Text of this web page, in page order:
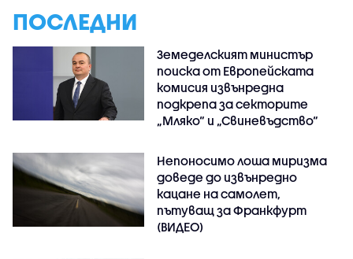
ПОСЛЕДНИ
Земеделският министър
поиска от Европейската
комисия извънредна
подкрепа за секторите
„Мляко“ и „Свиневъдство“
Непоносимо лоша миризма
доведе до извънредно
кацане на самолет,
пътуващ за Франкфурт
(ВИДЕО)